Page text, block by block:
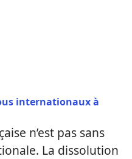
internationaux à
n’est pas sans
La dissolution